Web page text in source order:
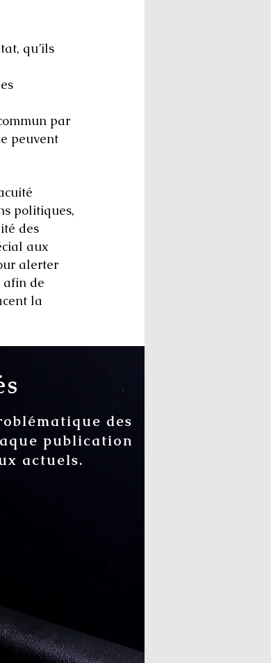
qu’ils
par
peuvent
politiques,
des
aux
alerter
afin de
la
des
publication
actuels.